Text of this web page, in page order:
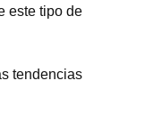
este tipo de
tendencias